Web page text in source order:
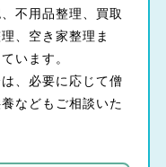
不用品整理、買取
、空き家整理ま
います。
、必要に応じて僧
などもご相談いた